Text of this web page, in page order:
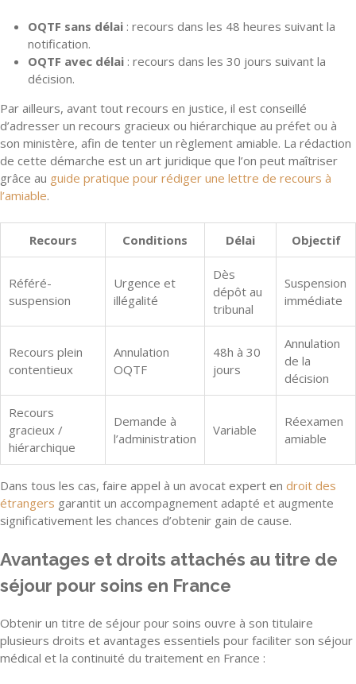
OQTF sans délai : recours dans les 48 heures suivant la
notification.
OQTF avec délai : recours dans les 30 jours suivant la
décision.
Par ailleurs, avant tout recours en justice, il est conseillé
d’adresser un recours gracieux ou hiérarchique au préfet ou à
son ministère, afin de tenter un règlement amiable. La rédaction
de cette démarche est un art juridique que l’on peut maîtriser
grâce au guide pratique pour rédiger une lettre de recours à
l’amiable.
Recours Conditions Délai Objectif
Référé-
suspension
Urgence et
illégalité
Dès
dépôt au
tribunal
Suspension
immédiate
Recours plein
contentieux
Annulation
OQTF
48h à 30
jours
Annulation
de la
décision
Recours
gracieux /
hiérarchique
Demande à
l’administration
Variable
Réexamen
amiable
Dans tous les cas, faire appel à un avocat expert en droit des
étrangers garantit un accompagnement adapté et augmente
significativement les chances d’obtenir gain de cause.
Avantages et droits attachés au titre de
séjour pour soins en France
Obtenir un titre de séjour pour soins ouvre à son titulaire
plusieurs droits et avantages essentiels pour faciliter son séjour
médical et la continuité du traitement en France :